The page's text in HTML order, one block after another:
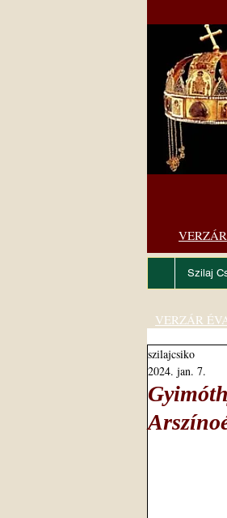
Szilaj
szilajcsiko
2024. jan. 7.
VERZÁR